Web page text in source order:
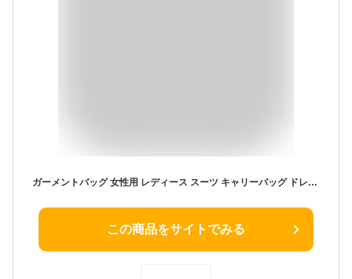
ガーメントバッグ 女性用 レディース スーツ キャリーバッグ ドレス 喪服 礼服 ブラックフォーマル ロング 東京ソワール フォーマルウエア用 葬式 通夜 告別式 お盆 帰省 卒業式 入学式 式典 発表会 旅行 セレモニー 冠婚葬祭 お受験 持ち運び シンプル ブラック 黒 5699402
この商品をサイトでみる